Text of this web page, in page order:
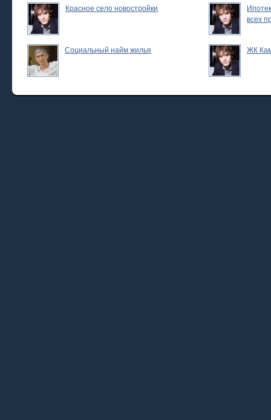
Красное село новостройки
всех
Социальный найм жилья ЖК